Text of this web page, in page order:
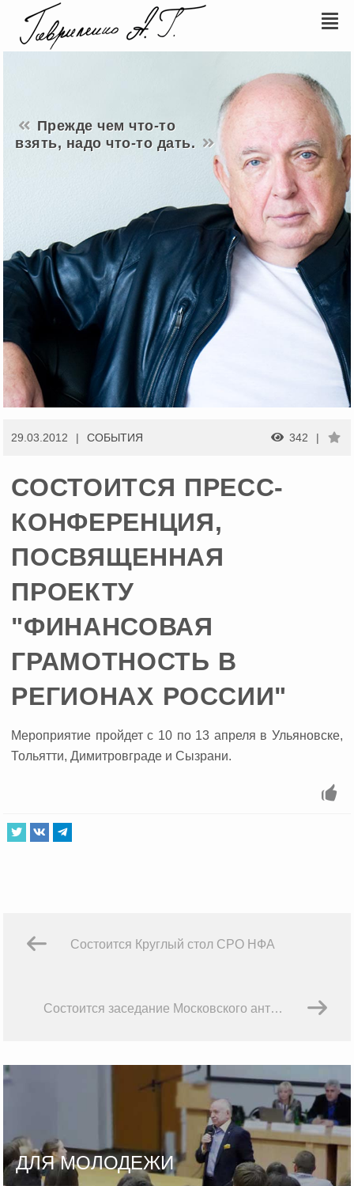
Прежде чем что-то
взять, надо что-то дать.
29.03.2012 CОБЫТИЯ 342
СОСТОИТСЯ ПРЕСС-
КОНФЕРЕНЦИЯ,
ПОСВЯЩЕННАЯ
ПРОЕКТУ
"ФИНАНСОВАЯ
ГРАМОТНОСТЬ В
РЕГИОНАХ РОССИИ"
Мероприятие пройдет с 10 по 13 апреля в Ульяновске,
Тольятти, Димитровграде и Сызрани.
Состоится Круглый стол СРО НФА
Состоится заседание Московского антикоррупционного комитета
ДЛЯ МОЛОДЕЖИ